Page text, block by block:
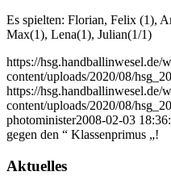
Es spielten: Florian, Felix (1),
Max(1), Lena(1), Julian(1/1)
https://hsg.handballinwesel.de/
content/uploads/2020/08/
https://hsg.handballinwesel.de/
content/uploads/2020/08/
photominister2008-02-03
gegen den “ Klassenprimus „!
Aktuelles